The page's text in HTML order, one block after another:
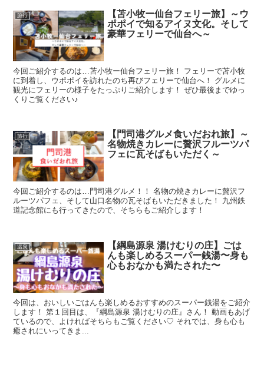
旅行
【苫小牧ー仙台フェリー旅】～ウ
ポポイで知るアイヌ文化。そして
豪華フェリーで仙台へ～
今回ご紹介するのは…苫小牧ー仙台フェリー旅！ フェリーで苫小牧
に到着し、ウポポイを訪れたのち再びフェリーで仙台へ！ グルメに
観光にフェリーの様子をたっぷりご紹介します！ ぜひ最後までゆっ
くりご覧ください♪
旅行
【門司港グルメ食いだおれ旅】～
名物焼きカレーに贅沢フルーツパ
フェに瓦そばもいただく～
今回ご紹介するのは…門司港グルメ！！ 名物の焼きカレーに贅沢フ
ルーツパフェ、そして山口名物の瓦そばもいただきました！ 九州鉄
道記念館にも行ってきたので、そちらもご紹介します！
温泉
【綱島源泉 湯けむりの庄】ごは
んも楽しめるスーパー銭湯〜身も
心もおなかも満たされた〜
今回は、おいしいごはんも楽しめるおすすめのスーパー銭湯をご紹介
します！ 第１回目は、『綱島源泉 湯けむりの庄』さん！ 動画もあげ
ているので、よければそちらもご覧ください♡ それでは、身も心も
癒されにいってきま...